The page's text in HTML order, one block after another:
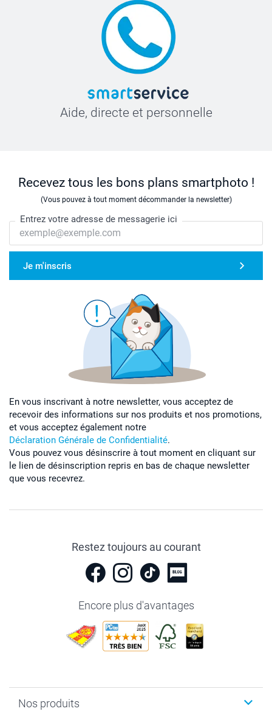
Aide, directe et personnelle
Recevez tous les bons plans smartphoto !
(Vous pouvez à tout moment décommander la newsletter)
Entrez votre adresse de messagerie ici
Je m'inscris
En vous inscrivant à notre newsletter, vous acceptez de
recevoir des informations sur nos produits et nos promotions,
et vous acceptez également notre
Déclaration Générale de Confidentialité.
Vous pouvez vous désinscrire à tout moment en cliquant sur
le lien de désinscription repris en bas de chaque newsletter
que vous recevrez.
Restez toujours au courant
Encore plus d'avantages
Nos produits